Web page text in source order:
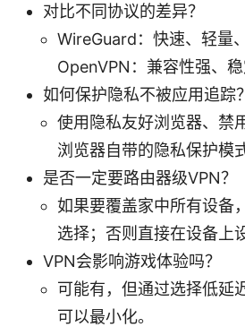
对比不同协议的差异？
WireGuard：快速、轻量
OpenVPN：兼容性强、稳
如何保护隐私不被应用追踪？
使用隐私友好浏览器、禁
浏览器自带的隐私保护模
是否一定要路由器级VPN？
如果要覆盖家中所有设备
选择；否则直接在设备上
VPN会影响游戏体验吗？
可能有，但通过选择低延
可以最小化。